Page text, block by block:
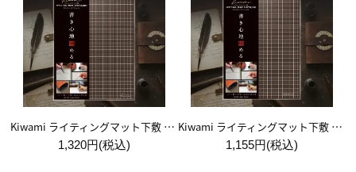
Kiwami ライティングマット下敷 A4+【ブラウン&キャメル】
1,320円(税込)
Kiwami ライティングマット下敷 B5+【ブラウン&キャメル】
1,155円(税込)